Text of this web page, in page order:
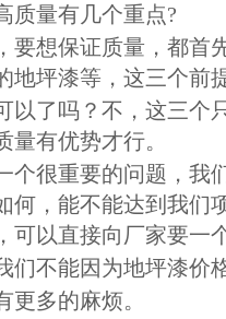
质量有几个重点?
要想保证质量，都首
地坪漆等，这三个前
以了吗？不，这三个
有优势才行。
个很重要的问题，我
何，能不能达到我们
可以直接向厂家要一
们不能因为地坪漆价
多的麻烦。